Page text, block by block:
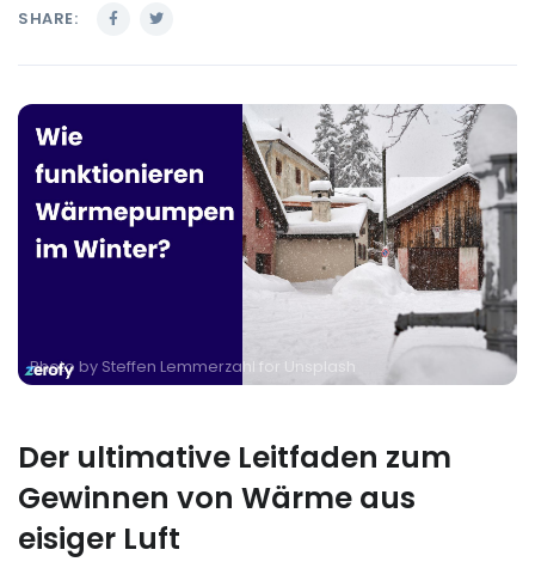
SHARE:
Photo by Steffen Lemmerzahl for Unsplash
Der ultimative Leitfaden zum
Gewinnen von Wärme aus
eisiger Luft